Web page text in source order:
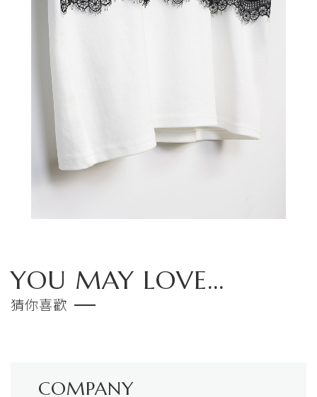
YOU MAY LOVE...
猜你喜歡
COMPANY